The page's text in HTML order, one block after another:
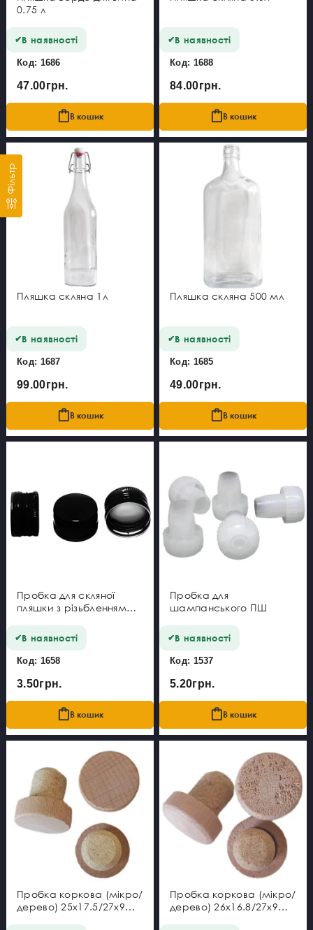
Фільтр
0.75 л
В наявності
Код: 1686
47.00грн.
В кошик
В наявності
Код: 1688
84.00грн.
В кошик
Пляшка скляна 1л
В наявності
Код: 1687
99.00грн.
В кошик
Пляшка скляна 500 мл
В наявності
Код: 1685
49.00грн.
В кошик
Пробка для скляної
пляшки з різьбленням
В наявності
Код: 1658
3.50грн.
В кошик
Пробка для
шампанського ПШ
В наявності
Код: 1537
5.20грн.
В кошик
Пробка коркова (мікро/
дерево) 25x17.5/27x9
Пробка коркова (мікро/
дерево) 26x16.8/27x9